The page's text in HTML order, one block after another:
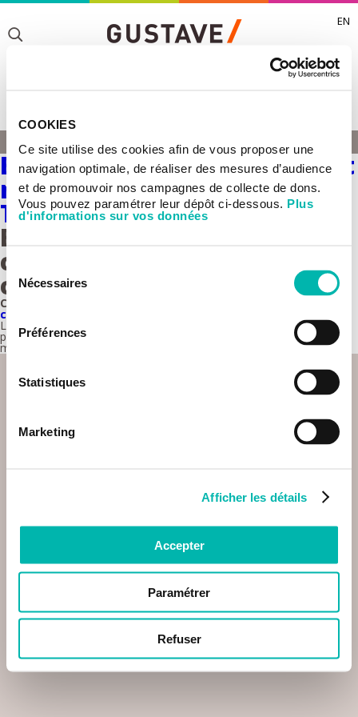
COOKIES
Ce site utilise des cookies afin de vous proposer une
navigation optimale, de réaliser des mesures d’audience
et de promouvoir nos campagnes de collecte de dons.
Vous pouvez paramétrer leur dépôt ci-dessous. Plus
d'informations sur vos données
Sélection
du
consentement
Nécessaires
Préférences
Statistiques
Marketing
Afficher les détails
Accepter
Paramétrer
Refuser
EN
Toggle
Toggle
Toggle
ACCUEIL
GUILLAUME MONTAGNAC
Endocytose, cytosquelette et
migration cellulaire -
Thematique
Equipe Endocytose,
cytosquelette et migration
cellulaire
Cette équipe est rattachée à l’
cellules tumorales.
L’objectif de nos recherches est de déterminer comment les
propriétés mécaniques de l’environnement tumoral influent sur la
migration des cellules métastatiques.